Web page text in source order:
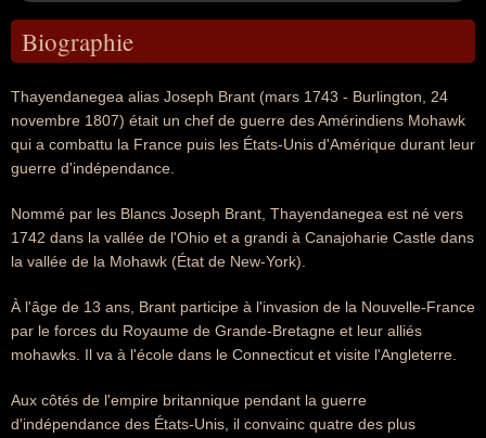
Biographie
Thayendanegea alias Joseph Brant (mars 1743 - Burlington, 24
novembre 1807) était un chef de guerre des Amérindiens Mohawk
qui a combattu la France puis les États-Unis d'Amérique durant leur
guerre d'indépendance.
Nommé par les Blancs Joseph Brant, Thayendanegea est né vers
1742 dans la vallée de l'Ohio et a grandi à Canajoharie Castle dans
la vallée de la Mohawk (État de New-York).
À l'âge de 13 ans, Brant participe à l'invasion de la Nouvelle-France
par le forces du Royaume de Grande-Bretagne et leur alliés
mohawks. Il va à l'école dans le Connecticut et visite l'Angleterre.
Aux côtés de l'empire britannique pendant la guerre
d'indépendance des États-Unis, il convainc quatre des plus